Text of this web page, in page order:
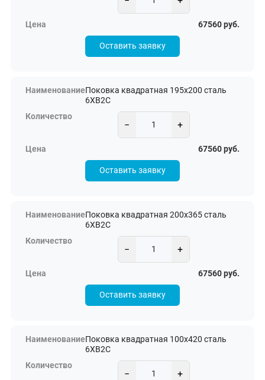
67560 руб.
Оставить заявку
Поковка квадратная 195х200 сталь
6ХВ2С
− +
67560 руб.
Оставить заявку
Поковка квадратная 200х365 сталь
6ХВ2С
− +
67560 руб.
Оставить заявку
Поковка квадратная 100х420 сталь
6ХВ2С
− +